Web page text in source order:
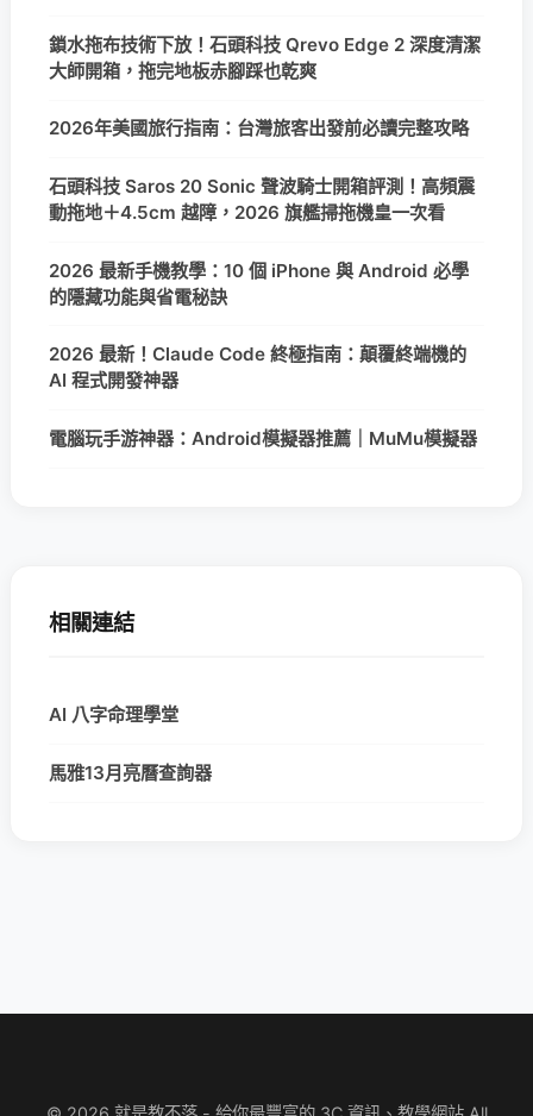
鎖水拖布技術下放！石頭科技 Qrevo Edge 2 深度清潔
大師開箱，拖完地板赤腳踩也乾爽
2026年美國旅行指南：台灣旅客出發前必讀完整攻略
石頭科技 Saros 20 Sonic 聲波騎士開箱評測！高頻震
動拖地＋4.5cm 越障，2026 旗艦掃拖機皇一次看
2026 最新手機教學：10 個 iPhone 與 Android 必學
的隱藏功能與省電秘訣
2026 最新！Claude Code 終極指南：顛覆終端機的
AI 程式開發神器
電腦玩手游神器：Android模擬器推薦｜MuMu模擬器
相關連結
AI 八字命理學堂
馬雅13月亮曆查詢器